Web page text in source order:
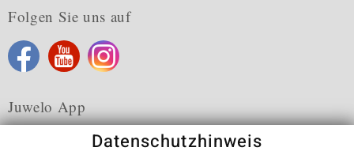
Folgen Sie uns auf
Juwelo App
Datenschutzhinweis